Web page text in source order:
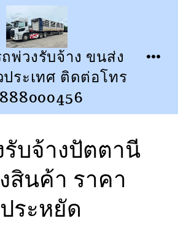
พ่วงรับจ้าง ขนส่ง
ระเทศ ติดต่อโทร
รับจ้างปัตตานี
สินค้า ราคา
ประหยัด